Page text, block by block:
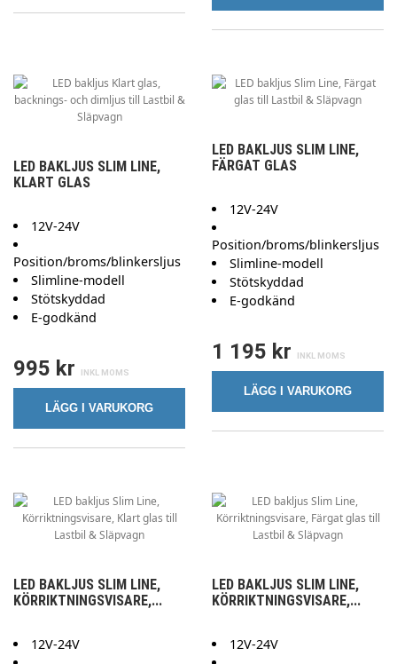
LED BAKLJUS SLIM LINE,
KLART GLAS
12V-24V
Position/broms/blinkersljus
Slimline-modell
Stötskyddad
E-godkänd
995 kr
LÄGG I VARUKORG
LED BAKLJUS SLIM LINE,
FÄRGAT GLAS
12V-24V
Position/broms/blinkersljus
Slimline-modell
Stötskyddad
E-godkänd
1 195 kr
LÄGG I VARUKORG
LED BAKLJUS SLIM LINE,
KÖRRIKTNINGSVISARE,...
12V-24V
LED BAKLJUS SLIM LINE,
KÖRRIKTNINGSVISARE,...
12V-24V